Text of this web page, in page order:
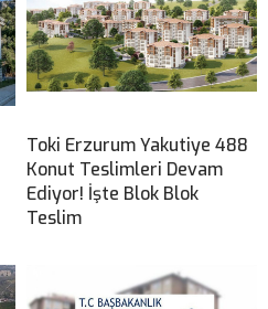
Toki Erzurum Yakutiye 488
Konut Teslimleri Devam
Ediyor! İşte Blok Blok
Teslim